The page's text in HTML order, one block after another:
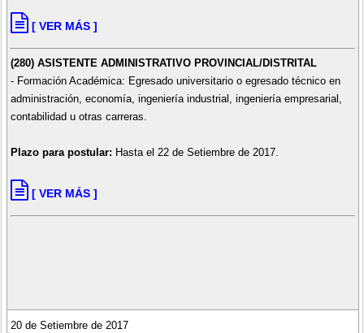
[ VER MÁS ]
(280) ASISTENTE ADMINISTRATIVO PROVINCIAL/DISTRITAL
- Formación Académica: Egresado universitario o egresado técnico en
administración, economía, ingeniería industrial, ingeniería empresarial,
contabilidad u otras carreras.
Plazo para postular: Hasta el 22 de Setiembre de 2017.
[ VER MÁS ]
20 de Setiembre de 2017